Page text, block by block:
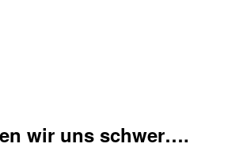
wir uns schwer….